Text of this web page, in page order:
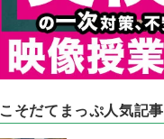
こそだてまっぷ人気記事